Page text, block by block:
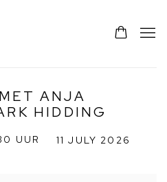
ANJA
HIDDING
UUR 11 JULY 2026